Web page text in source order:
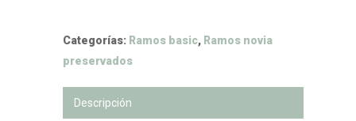
Categorías: Ramos basic, Ramos novia
preservados
Descripción